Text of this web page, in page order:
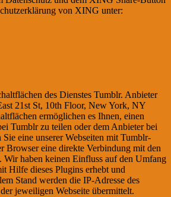
von XING unter:
des Dienstes Tumblr. Anbieter
21st St, 10th Floor, New York, NY
ermöglichen es Ihnen, einen
Tumblr zu teilen oder dem Anbieter bei
eine unserer Webseiten mit Tumblr-
Browser eine direkte Verbindung mit den
Wir haben keinen Einfluss auf den Umfang
Hilfe dieses Plugins erhebt und
Stand werden die IP-Adresse des
jeweiligen Webseite übermittelt.